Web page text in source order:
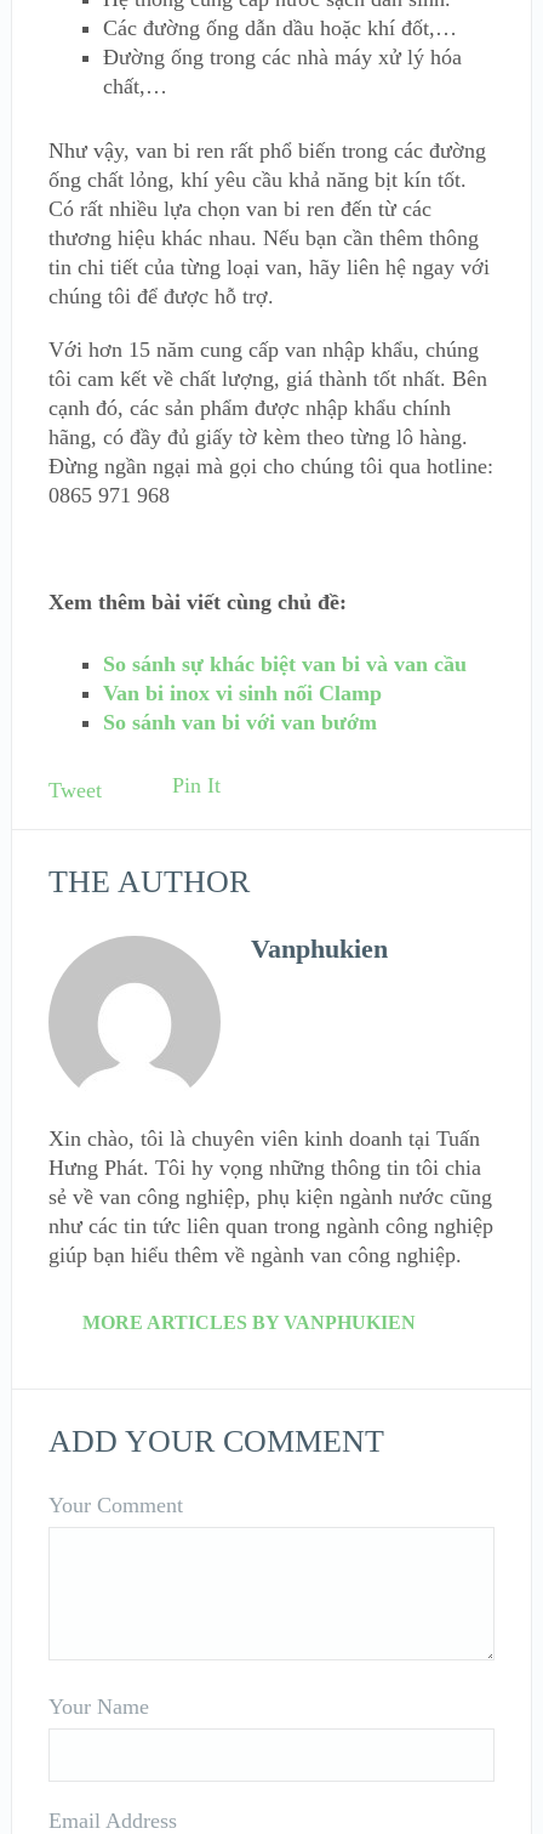
Các đường ống dẫn dầu hoặc khí đốt,…
Đường ống trong các nhà máy xử lý hóa
chất,…
Như vậy, van bi ren rất phổ biến trong các đường
ống chất lỏng, khí yêu cầu khả năng bịt kín tốt.
Có rất nhiều lựa chọn van bi ren đến từ các
thương hiệu khác nhau. Nếu bạn cần thêm thông
tin chi tiết của từng loại van, hãy liên hệ ngay với
chúng tôi để được hỗ trợ.
Với hơn 15 năm cung cấp van nhập khẩu, chúng
tôi cam kết về chất lượng, giá thành tốt nhất. Bên
cạnh đó, các sản phẩm được nhập khẩu chính
hãng, có đầy đủ giấy tờ kèm theo từng lô hàng.
Đừng ngần ngại mà gọi cho chúng tôi qua hotline:
0865 971 968
Xem thêm bài viết cùng chủ đề:
So sánh sự khác biệt van bi và van cầu
Van bi inox vi sinh nối Clamp
So sánh van bi với van bướm
Tweet Pin It
THE AUTHOR
Vanphukien
Xin chào, tôi là chuyên viên kinh doanh tại Tuấn
Hưng Phát. Tôi hy vọng những thông tin tôi chia
sẻ về van công nghiệp, phụ kiện ngành nước cũng
như các tin tức liên quan trong ngành công nghiệp
giúp bạn hiểu thêm về ngành van công nghiệp.
MORE ARTICLES BY VANPHUKIEN
ADD YOUR COMMENT
Your Comment
Your Name
Email Address